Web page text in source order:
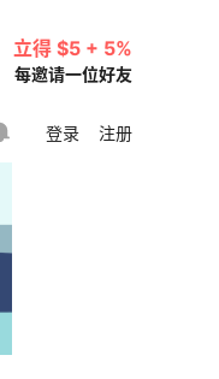
立得 $5 + 5%
每邀请一位好友
登录 注册